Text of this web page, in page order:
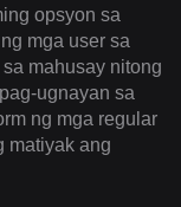
opsyon sa
mga user sa
mahusay nitong
ugnayan sa
ng mga regular
matiyak ang